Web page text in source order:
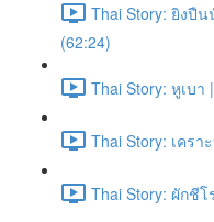
Thai Story: ยิงปื
(62:24)
Thai Story: หูเบา
Thai Story: เคร
Thai Story: ผักชี